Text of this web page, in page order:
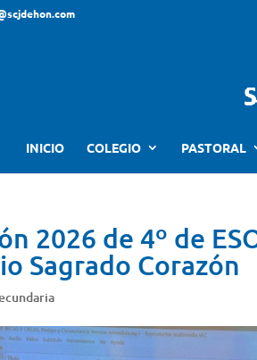
INICIO COLEGIO PASTORAL
2026 de 4º de
Sagrado Corazón